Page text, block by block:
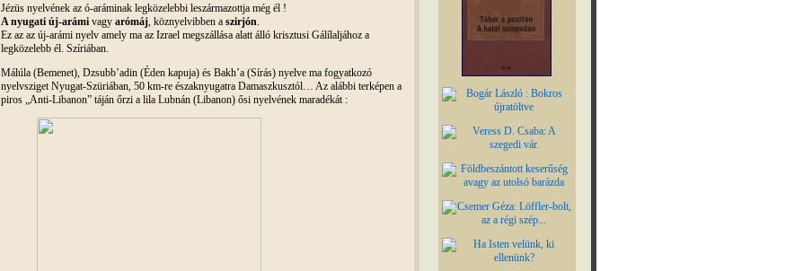
Jézüs nyelvének az ó-aráminak legközelebbi leszármazottja még él !
A nyugati új-arámivagy arómáj, köznyelvibben a szirjón.
Ez az az új-arámi nyelv amely ma az Izrael megszállása alatt álló krisztusi Gálílaljához a
legközelebb él. Szíriában.
Málúla (Bemenet), Dzsubb’adin (Éden kapuja) és Bakh’a (Sírás) nyelve ma fogyatkozó
nyelvsziget Nyugat-Szüriában, 50 km-re északnyugatra Damaszkusztól… Az alábbi terképen a
piros „Anti-Libanon” táján őrzi a lila Lubnán (Libanon) ősi nyelvének maradékát :